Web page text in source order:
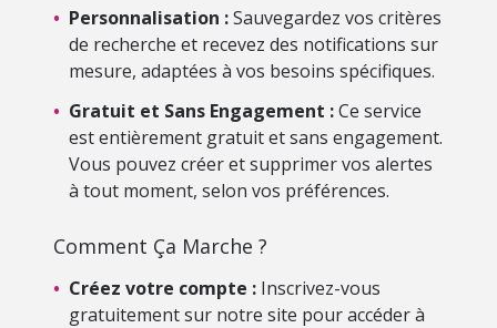
• Personnalisation :Sauvegardez vos critères
de recherche et recevez des notifications sur
mesure, adaptées à vos besoins spécifiques.
• Gratuit et Sans Engagement :Ce service
est entièrement gratuit et sans engagement.
Vous pouvez créer et supprimer vos alertes
à tout moment, selon vos préférences.
Comment Ça Marche ?
• Créez votre compte : Inscrivez-vous
gratuitement sur notre site pour accéder à